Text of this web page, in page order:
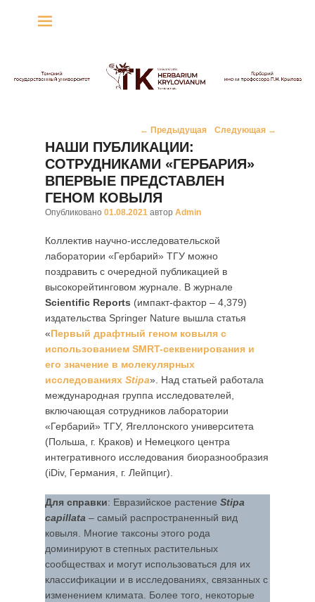
Навигация
по
записям
← Предыдущая Следующая →
НАШИ ПУБЛИКАЦИИ:
СОТРУДНИКАМИ «ГЕРБАРИЯ»
ВПЕРВЫЕ ПРЕДСТАВЛЕН
ГЕНОМ КОВЫЛЯ
Опубликовано 01.08.2021 автор Admin
Коллектив научно-исследовательской
лаборатории «Гербарий» ТГУ можно
поздравить с очередной публикацией в
высокорейтинговом журнале. В журнале
Scientific Reports (импакт-фактор – 4,379)
издательства Springer Nature вышла статья
«Первый драфтный геном ковыля с
использованием SMRT-секвенирования и
его значение в молекулярных
исследованиях Stipa». Над статьей работала
международная группа исследователей,
включающая сотрудников лаборатории
«Гербарий» ТГУ, Ягеллонского университета
(Польша, г. Краков) и Немецкого центра
интегративного исследования биоразнообразия
(iDiv, Германия, г. Лейпциг).
Для справки: Евразийское растение Stipa
capillata – самый распространенный вид
ковыля. Многие таксоны этого рода
доминируют в степных растительных
сообществах и могут использоваться для их
классификации и в исследованиях, связанных с
изменением климата. Более того, некоторые